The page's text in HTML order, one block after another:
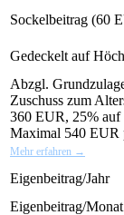
Sockelbeitrag (60
Gedeckelt auf
Abzgl.
Zuschuss zum
360 EUR, 25%
Maximal 540 EUR
Mehr erfahren →
Eigenbeitrag/Jahr
Eigenbeitrag/Monat